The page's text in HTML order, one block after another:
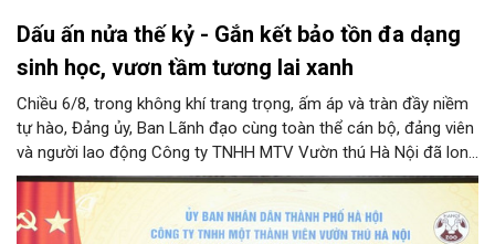
Dấu ấn nửa thế kỷ - Gắn kết bảo tồn đa dạng
sinh học, vươn tầm tương lai xanh
Chiều 6/8, trong không khí trang trọng, ấm áp và tràn đầy niềm
tự hào, Đảng ủy, Ban Lãnh đạo cùng toàn thể cán bộ, đảng viên
và người lao động Công ty TNHH MTV Vườn thú Hà Nội đã long
trọng tổ chức Lễ kỷ niệm 50 năm ngày thành lập Công ty
(06/8/1976 – 06/8/2026). Sự kiện đánh dấu cột mốc vàng son
nửa thế kỷ xây dựng, trưởng thành và cống hiến không ngừng